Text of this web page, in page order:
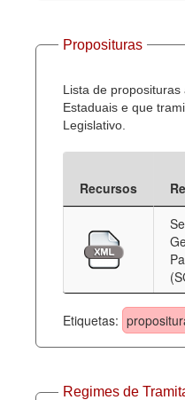
Proposituras
Lista de
Estaduais e que
Legislativo.
Recursos
Etiquetas:
Regimes de